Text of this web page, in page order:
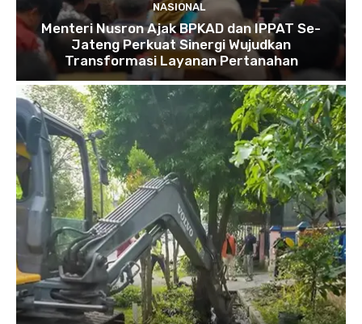
NASIONAL
Menteri Nusron Ajak BPKAD dan IPPAT Se-
Jateng Perkuat Sinergi Wujudkan
Transformasi Layanan Pertanahan